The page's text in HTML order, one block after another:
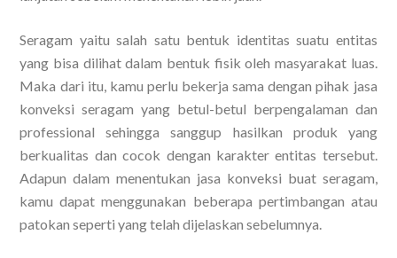
Seragam yaitu salah satu bentuk identitas suatu entitas
yang bisa dilihat dalam bentuk fisik oleh masyarakat luas.
Maka dari itu, kamu perlu bekerja sama dengan pihak jasa
konveksi seragam yang betul-betul berpengalaman dan
professional sehingga sanggup hasilkan produk yang
berkualitas dan cocok dengan karakter entitas tersebut.
Adapun dalam menentukan jasa konveksi buat seragam,
kamu dapat menggunakan beberapa pertimbangan atau
patokan seperti yang telah dijelaskan sebelumnya.